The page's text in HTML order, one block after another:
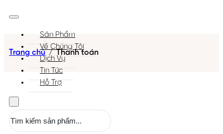
Sản Phẩm
Về Chúng Tôi
Dịch Vụ
Tin Tức
Hỗ Trợ
Tìm
kiếm
Trang chủ/Thanh toán